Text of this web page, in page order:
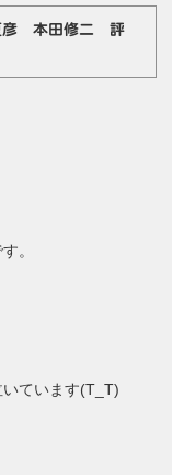
彦 本田修二 評
。
ています(T_T)